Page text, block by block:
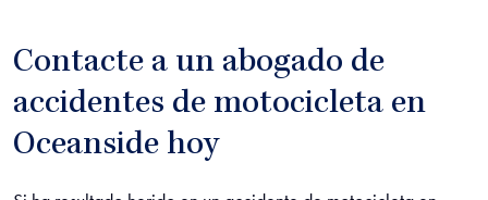
Contacte a un abogado de
accidentes de motocicleta en
Oceanside hoy